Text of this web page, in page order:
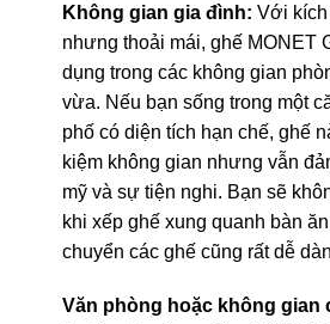
Không gian gia đình: Với
nhưng thoải mái, ghế MONET
dụng trong các không gian
vừa. Nếu bạn sống trong một
phố có diện tích hạn chế, ghế
kiệm không gian nhưng vẫn
mỹ và sự tiện nghi. Bạn sẽ
khi xếp ghế xung quanh bàn
chuyển các ghế cũng rất dễ
Văn phòng hoặc không gian